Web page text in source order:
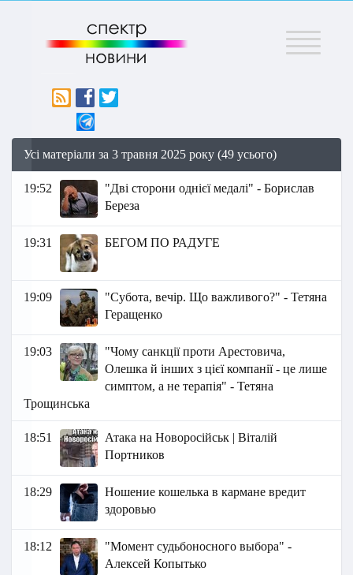
Меню
Усі матеріали за 3 травня 2025 року (49 усього)
19:52
"Дві сторони однієї медалі" - Борислав
Береза
19:31 БЕГОМ ПО РАДУГЕ
19:09
"Субота, вечір. Що важливого?" - Тетяна
Геращенко
19:03
"Чому санкції проти Арестовича,
Олешка й інших з цієї компанії - це лише
симптом, а не терапія" - Тетяна
Трощинська
18:51
Атака на Новоросійськ | Віталій
Портников
18:29
Ношение кошелька в кармане вредит
здоровью
18:12
"Момент судьбоносного выбора" -
Алексей Копытько